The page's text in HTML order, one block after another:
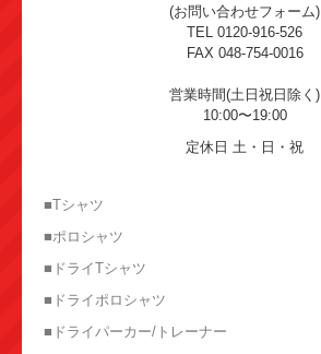
(お問い合わせフォーム)
TEL 0120-916-526
FAX 048-754-0016
営業時間(土日祝日除く)
10:00〜19:00
定休日 土・日・祝
■Tシャツ
■ポロシャツ
■ドライTシャツ
■ドライポロシャツ
■ドライパーカー/トレーナー